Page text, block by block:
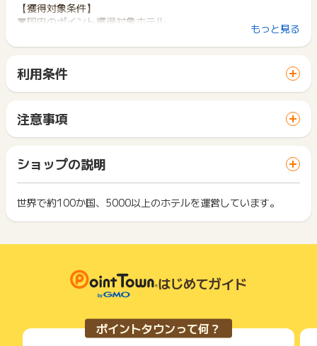
【獲得対象条件】
▼国内のポイント獲得対象ホテル
InterContinental Yokohama Grand
InterContinental-ANA Ishigaki Resort
InterContinental-ANA Manza Beach Resort
InterContinental-ANA Tokyo
※国外のインターコンチネンタル系列のホテルもポイント獲得対
象となります。
※承認時に外貨換算された売上金額を規定の為替レート(*1)を基
に変更・承認致します。
為替の変動上、実際の金額と若干の差異が出る場合がございま
すので予めご了承ください。
(*1)三菱ＵＦＪリサーチ＆コンサルティングによる前月の平均
【獲得対象外条件】
外となります。
※虚偽、いたずら、キャンセル、未入金、重複はポイント獲得対
もっと見る
利用条件
サイトに移動してからお申し込みやお買い物が完了するまでの
間に、同じブラウザ（※）で他のサイトに移動した場合はポイン
ト獲得ができません。
「 サイトへ行ってポイントGET 」ボタンを押した時とサービ
ス・お買い物利用時で、デバイス・ブラウザが異なる場合はポ
イント獲得ができません。
2回以上同じお買い物・サービスをご利用される場合は、毎回
ポイントタウンに戻り、「 サイトへ行ってポイントGET 」ボ
得無効」となる可能性があります。
・同一端末や同一世帯で、繰り返し利用不可のサービス・お買
い物を複数回ご利用された場合
て一度でも同サービス・お買い物を利用されたことがある場合
ご利用前には、Cookieの削除をおこなっていただくことを推奨
注意事項
一部のサービスにつきましては、1商品につき10円単位の金額
は切り捨てとなります。
ポイント獲得が1ポイント未満のものは切り捨てとなり、ポイ
ント履歴には記載されません。
につきましては、ポイントタウンのポイント獲得の対象には含
商品の交換や一部でもキャンセルされた場合、ポイントが無効
になる可能性もございます。
各サービス・お買い物の獲得ポイントや獲得条件、キャンペー
れた時点の条件が適用されます。
条件を達成しているかどうかは各広告主ではなく、代理店が行
ショップの説明
世界で約100か国、5000以上のホテルを運営しています。
はじめてガイド
ポイントタウンって何？